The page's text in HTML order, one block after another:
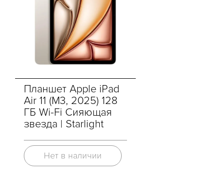
Планшет Apple iPad
Air 11 (M3, 2025) 128
ГБ Wi-Fi Сияющая
звезда | Starlight
Нет в наличии